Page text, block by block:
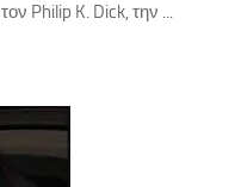
Philip K. Dick, την ...